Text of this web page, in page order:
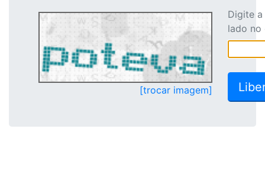
[trocar imagem]
Digite
lado no